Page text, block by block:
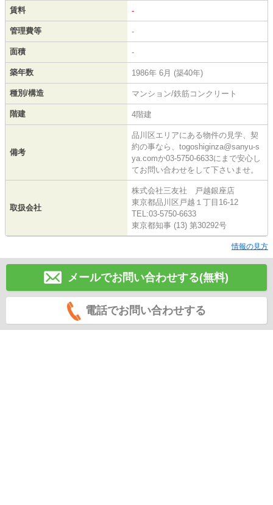
賃料 -
管理費等 -
面積 -
築年数 1986年 6月 (築40年)
種別/構造 マンション/鉄筋コンクリート
階建 4階建
備考
品川区エリアにある物件の見学、契
約の事なら、togoshiginza@sanyu-s
ya.comか03-5750-6633にまで安心し
てお問い合わせをして下さいませ。
取扱会社
株式会社三友社 戸越銀座店
東京都品川区戸越１丁目16-12
TEL:03-5750-6633
東京都知事 (13) 第30292号
情報の見方
メールでお問い合わせする(無料)
電話でお問い合わせする